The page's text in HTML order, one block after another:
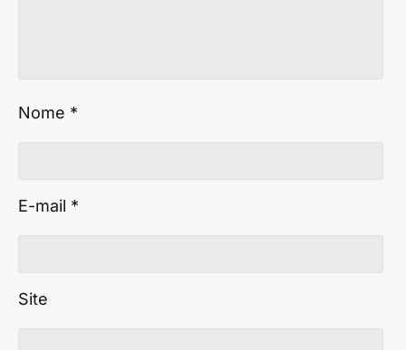
Nome *
E-mail *
Site